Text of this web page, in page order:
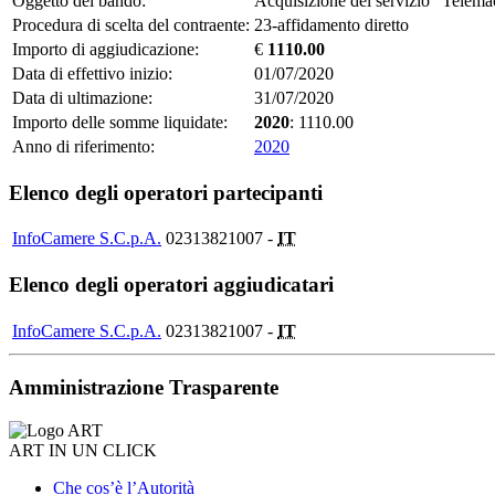
Procedura di scelta del contraente: 23-affidamento diretto
Importo di aggiudicazione:
€ 1110.00
Data di effettivo inizio:
01/07/2020
Data di ultimazione:
31/07/2020
Importo delle somme liquidate:
2020: 1110.00
Anno di riferimento:
2020
Elenco degli operatori partecipanti
InfoCamere S.C.p.A. 02313821007 - IT
Elenco degli operatori aggiudicatari
InfoCamere S.C.p.A. 02313821007 - IT
Amministrazione Trasparente
ART IN UN CLICK
Che cos’è l’Autorità